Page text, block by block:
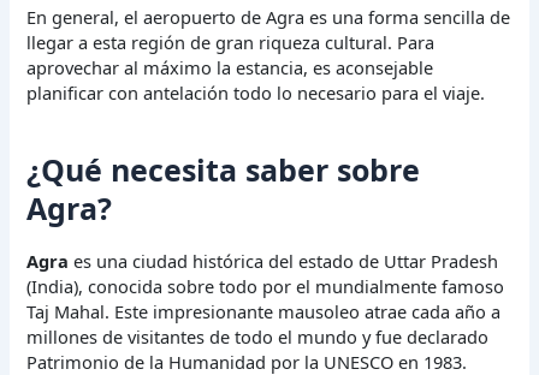
En general, el aeropuerto de Agra es una forma sencilla de
llegar a esta región de gran riqueza cultural. Para
aprovechar al máximo la estancia, es aconsejable
planificar con antelación todo lo necesario para el viaje.
¿Qué necesita saber sobre
Agra?
Agra es una ciudad histórica del estado de Uttar Pradesh
(India), conocida sobre todo por el mundialmente famoso
Taj Mahal. Este impresionante mausoleo atrae cada año a
millones de visitantes de todo el mundo y fue declarado
Patrimonio de la Humanidad por la UNESCO en 1983.